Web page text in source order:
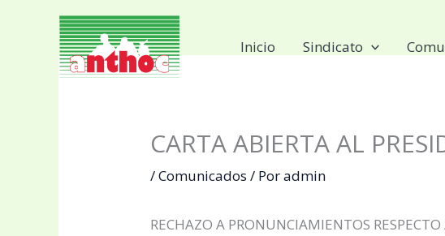
contenido
Inicio Sindicato
CARTA ABIERTA AL
/Comunicados / Poradmin
RECHAZO A PRONUNCIAMIENTOS